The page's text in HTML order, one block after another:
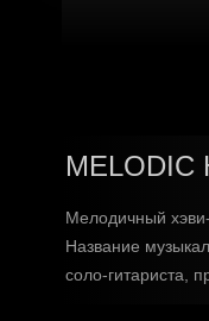
MELODIC
Мелодичный
Название
соло-гитариста,